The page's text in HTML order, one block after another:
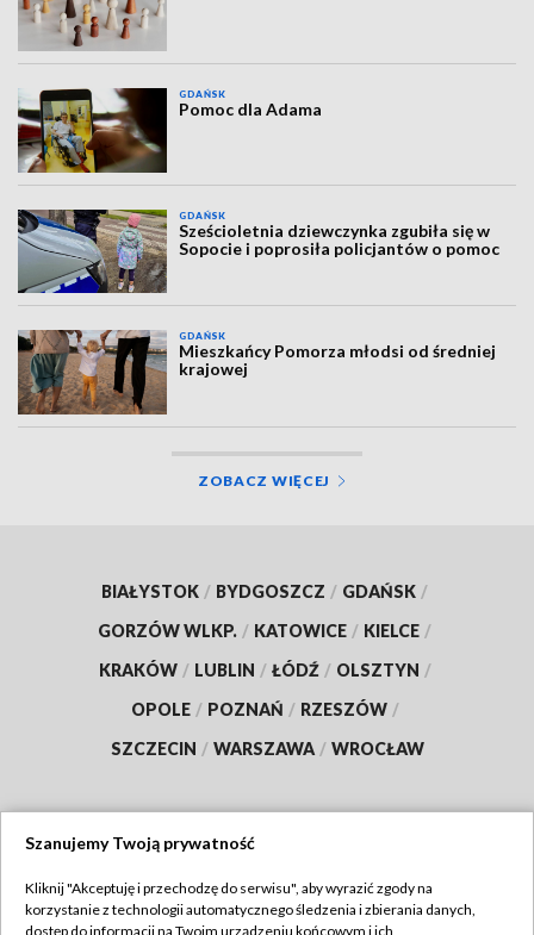
GDAŃSK
Pomoc dla Adama
GDAŃSK
Sześcioletnia dziewczynka zgubiła się w
Sopocie i poprosiła policjantów o pomoc
GDAŃSK
Mieszkańcy Pomorza młodsi od średniej
krajowej
ZOBACZ WIĘCEJ
BIAŁYSTOK / BYDGOSZCZ / GDAŃSK /
GORZÓW WLKP. / KATOWICE / KIELCE /
KRAKÓW / LUBLIN / ŁÓDŹ / OLSZTYN /
OPOLE / POZNAŃ / RZESZÓW /
SZCZECIN / WARSZAWA / WROCŁAW
TVP
Szanujemy Twoją prywatność
Kliknij "Akceptuję i przechodzę do serwisu", aby wyrazić zgody na
korzystanie z technologii automatycznego śledzenia i zbierania danych,
dostęp do informacji na Twoim urządzeniu końcowym i ich